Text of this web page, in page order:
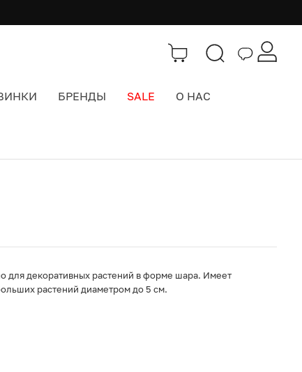
БРЕНДЫ SALE О НАС
для декоративных растений в форме шара. Имеет
растений диаметром до 5 см.